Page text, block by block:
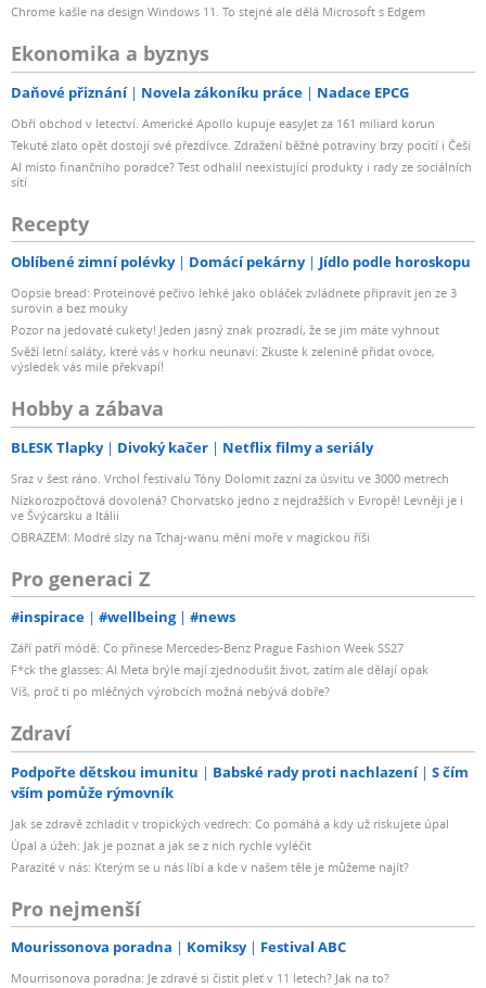
Chrome kašle na design Windows 11. To stejné ale dělá Microsoft s Edgem
Ekonomika a byznys
Daňové přiznání Novela zákoníku práce Nadace EPCG
Obří obchod v letectví. Americké Apollo kupuje easyJet za 161 miliard korun
Tekuté zlato opět dostojí své přezdívce. Zdražení běžné potraviny brzy pocítí i Češi
AI místo finančního poradce? Test odhalil neexistující produkty i rady ze sociálních
sítí
Recepty
Oblíbené zimní polévky Domácí pekárny Jídlo podle horoskopu
Oopsie bread: Proteinové pečivo lehké jako obláček zvládnete připravit jen ze 3
surovin a bez mouky
Pozor na jedovaté cukety! Jeden jasný znak prozradí, že se jim máte vyhnout
Svěží letní saláty, které vás v horku neunaví: Zkuste k zelenině přidat ovoce,
výsledek vás mile překvapí!
Hobby a zábava
BLESK Tlapky Divoký kačer Netflix filmy a seriály
Sraz v šest ráno. Vrchol festivalu Tóny Dolomit zazní za úsvitu ve 3000 metrech
Nízkorozpočtová dovolená? Chorvatsko jedno z nejdražších v Evropě! Levněji je i
ve Švýcarsku a Itálii
OBRAZEM: Modré slzy na Tchaj-wanu mění moře v magickou říši
Pro generaci Z
#inspirace #wellbeing #news
Září patří módě: Co přinese Mercedes-Benz Prague Fashion Week SS27
F*ck the glasses: AI Meta brýle mají zjednodušit život, zatím ale dělají opak
Víš, proč ti po mléčných výrobcích možná nebývá dobře?
Zdraví
Podpořte dětskou imunitu Babské rady proti nachlazení
S čím
vším pomůže rýmovník
Jak se zdravě zchladit v tropických vedrech: Co pomáhá a kdy už riskujete úpal
Úpal a úžeh: Jak je poznat a jak se z nich rychle vyléčit
Parazité v nás: Kterým se u nás líbí a kde v našem těle je můžeme najít?
Pro nejmenší
Mourissonova poradna Komiksy Festival ABC
Mourrisonova poradna: Je zdravé si čistit pleť v 11 letech? Jak na to?